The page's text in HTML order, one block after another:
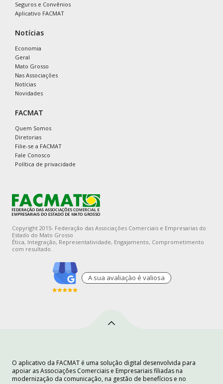
Seguros e Convênios
Aplicativo FACMAT
Notícias
Economia
Geral
Mato Grosso
Nas Associações
Notícias
Novidades
FACMAT
Quem Somos
Diretorias
Filie-se a FACMAT
Fale Conosco
Política de privacidade
Copyright 2015- Federação das Associações Comerciais e Empresarias do
Estado do Mato Grosso
Ética, Integração, Representatividade, Engajamento, Comprometimento
com resultado.
A sua avaliaçào é valiosa
O aplicativo da FACMAT é uma solução digital desenvolvida para
apoiar as Associações Comerciais e Empresariais filiadas na
modernização da comunicação, na gestão de benefícios e no